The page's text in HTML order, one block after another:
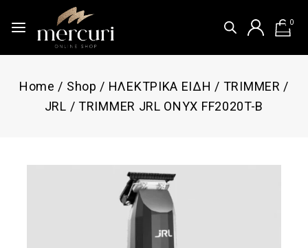
0
Home / Shop / ΗΛΕΚΤΡΙΚΑ ΕΙΔΗ / TRIMMER /
JRL / TRIMMER JRL ONYX FF2020T-B